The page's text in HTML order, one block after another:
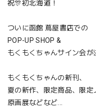
祝🎊初北海道！
ついに函館 蔦屋書店での
POP-UP SHOP &
もくもくちゃんサイン会が
もくもくちゃんの新刊、
夏の新作、限定商品、限定
原画展などなど...